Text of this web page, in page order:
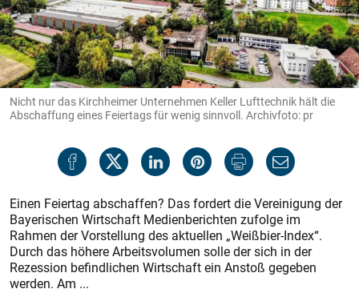
Nicht nur das Kirchheimer Unternehmen Keller Lufttechnik hält die
Abschaffung eines Feiertags für wenig sinnvoll. Archivfoto: pr
Einen Feiertag abschaffen? Das fordert die Vereinigung der
Bayerischen Wirtschaft Medienberichten zufolge im
Rahmen der Vorstellung des aktuellen „Weißbier-Index“.
Durch das höhere Arbeitsvolumen solle der sich in der
Rezession befindlichen Wirtschaft ein Anstoß gegeben
werden. Am ...